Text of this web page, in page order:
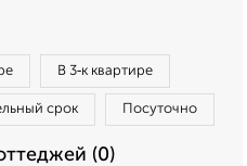
В 3‑к квартире
срок Посуточно
(0)